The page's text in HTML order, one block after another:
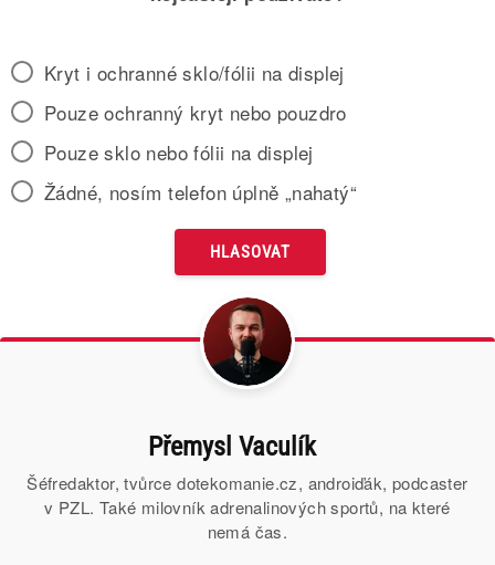
Kryt i ochranné sklo/fólii na displej
Pouze ochranný kryt nebo pouzdro
Pouze sklo nebo fólii na displej
Žádné, nosím telefon úplně „nahatý“
Přemysl Vaculík
Šéfredaktor, tvůrce dotekomanie.cz, androiďák, podcaster
v PZL. Také milovník adrenalinových sportů, na které
nemá čas.